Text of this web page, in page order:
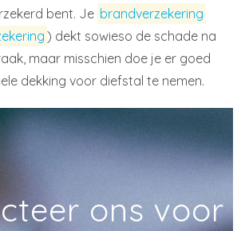
bent. Je brandverzekering
) dekt sowieso de schade na
maar misschien doe je er goed
dekking voor diefstal te nemen.
ons voor